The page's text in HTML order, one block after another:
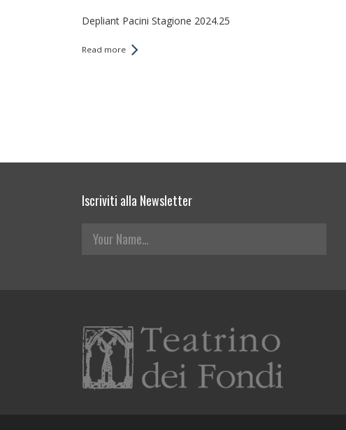
Depliant Pacini Stagione 2024.25
Read more
Iscriviti alla Newsletter